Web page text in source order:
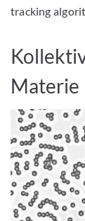
tracking
Materie